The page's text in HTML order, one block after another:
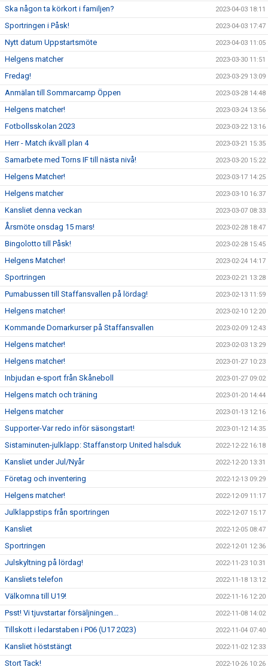
Ska någon ta körkort i familjen? 2023-04-03 18:11
Sportringen i Påsk! 2023-04-03 17:47
Nytt datum Uppstartsmöte 2023-04-03 11:05
Helgens matcher 2023-03-30 11:51
Fredag! 2023-03-29 13:09
Anmälan till Sommarcamp Öppen 2023-03-28 14:48
Helgens matcher! 2023-03-24 13:56
Fotbollsskolan 2023 2023-03-22 13:16
Herr - Match ikväll plan 4 2023-03-21 15:35
Samarbete med Torns IF till nästa nivå! 2023-03-20 15:22
Helgens Matcher! 2023-03-17 14:25
Helgens matcher 2023-03-10 16:37
Kansliet denna veckan 2023-03-07 08:33
Årsmöte onsdag 15 mars! 2023-02-28 18:47
Bingolotto till Påsk! 2023-02-28 15:45
Helgens Matcher! 2023-02-24 14:17
Sportringen 2023-02-21 13:28
Pumabussen till Staffansvallen på lördag! 2023-02-13 11:59
Helgens matcher! 2023-02-10 12:20
Kommande Domarkurser på Staffansvallen 2023-02-09 12:43
Helgens matcher! 2023-02-03 13:29
Helgens matcher! 2023-01-27 10:23
Inbjudan e-sport från Skåneboll 2023-01-27 09:02
Helgens match och träning 2023-01-20 14:44
Helgens matcher 2023-01-13 12:16
Supporter-Var redo inför säsongstart! 2023-01-12 14:35
Sistaminuten-julklapp: Staffanstorp United halsduk 2022-12-22 16:18
Kansliet under Jul/Nyår 2022-12-20 13:31
Företag och inventering 2022-12-13 09:29
Helgens matcher! 2022-12-09 11:17
Julklappstips från sportringen 2022-12-07 15:17
Kansliet 2022-12-05 08:47
Sportringen 2022-12-01 12:36
Julskyltning på lördag! 2022-11-23 10:31
Kansliets telefon 2022-11-18 13:12
Välkomna till U19! 2022-11-16 12:20
Psst! Vi tjuvstartar försäljningen... 2022-11-08 14:02
Tillskott i ledarstaben i P06 (U17 2023) 2022-11-04 07:40
Kansliet höststängt 2022-11-02 12:33
Stort Tack! 2022-10-26 10:26